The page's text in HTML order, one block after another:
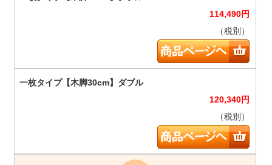
114,490円
（税別）
120,340円
（税別）